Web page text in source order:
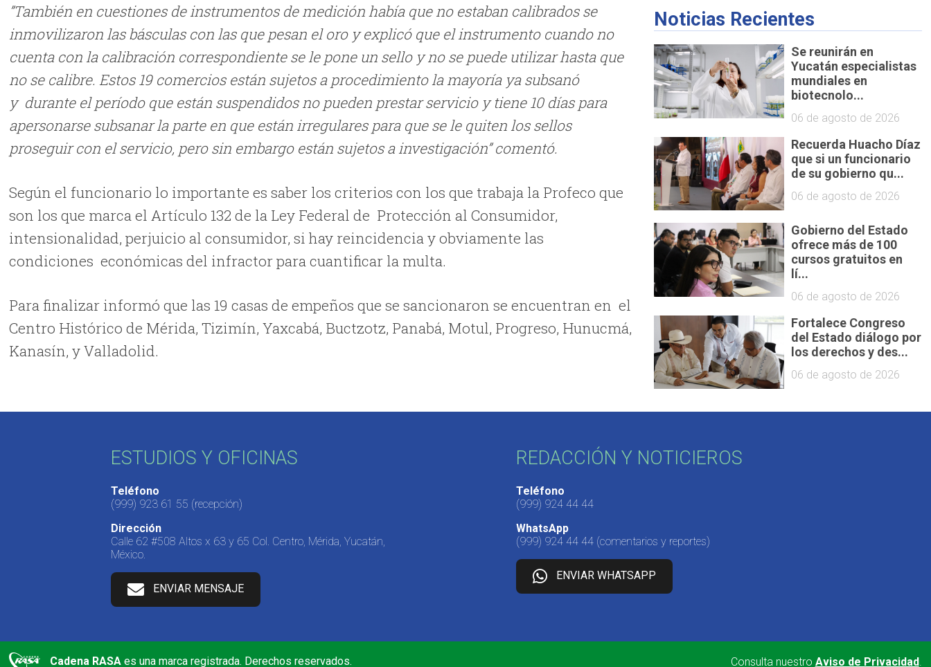
”También en cuestiones de instrumentos de medición había que no estaban calibrados se
inmovilizaron las básculas con las que pesan el oro y explicó que el instrumento cuando no
cuenta con la calibración correspondiente se le pone un sello y no se puede utilizar hasta que
no se calibre. Estos 19 comercios están sujetos a procedimiento la mayoría ya subsanó
y durante el período que están suspendidos no pueden prestar servicio y tiene 10 días para
apersonarse subsanar la parte en que están irregulares para que se le quiten los sellos
proseguir con el servicio, pero sin embargo están sujetos a investigación” comentó.
Según el funcionario lo importante es saber los criterios con los que trabaja la Profeco que
son los que marca el Artículo 132 de la Ley Federal de Protección al Consumidor,
intensionalidad, perjuicio al consumidor, si hay reincidencia y obviamente las
condiciones económicas del infractor para cuantificar la multa.
Para finalizar informó que las 19 casas de empeños que se sancionaron se encuentran en el
Centro Histórico de Mérida, Tizimín, Yaxcabá, Buctzotz, Panabá, Motul, Progreso, Hunucmá,
Kanasín, y Valladolid.
Noticias Recientes
Se reunirán en
Yucatán especialistas
mundiales en
biotecnolo...
06 de agosto de 2026
Recuerda Huacho Díaz
que si un funcionario
de su gobierno qu...
06 de agosto de 2026
Gobierno del Estado
ofrece más de 100
cursos gratuitos en
lí...
06 de agosto de 2026
Fortalece Congreso
del Estado diálogo por
los derechos y des...
06 de agosto de 2026
ESTUDIOS Y OFICINAS
Teléfono
(999) 923 61 55 (recepción)
Dirección
Calle 62 #508 Altos x 63 y 65 Col. Centro, Mérida, Yucatán,
México.
ENVIAR MENSAJE
REDACCIÓN Y NOTICIEROS
Teléfono
(999) 924 44 44
WhatsApp
(999) 924 44 44 (comentarios y reportes)
ENVIAR WHATSAPP
Cadena RASA es una marca registrada. Derechos reservados. Consulta nuestro Aviso de Privacidad.